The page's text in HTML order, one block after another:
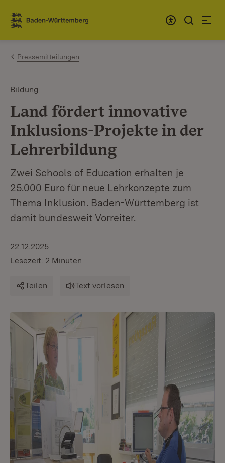
Zum Inhalt springen
Link zur Startseite
Pressemitteilungen
Bildung
Land fördert innovative
Inklusions-Projekte in der
Lehrerbildung
Zwei Schools of Education erhalten je
25.000 Euro für neue Lehrkonzepte zum
Thema Inklusion. Baden-Württemberg ist
damit bundesweit Vorreiter.
22.12.2025
Lesezeit: 2 Minuten
Teilen Text vorlesen